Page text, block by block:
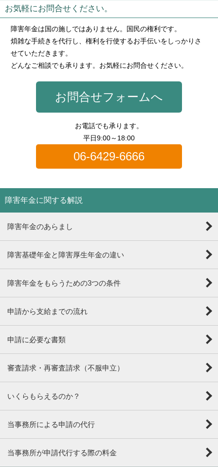
お気軽にお問合せください。
障害年金は国の施しではありません。国民の権利です。
煩雑な手続きを代行し、権利を行使するお手伝いをしっかりさ
せていただきます。
どんなご相談でも承ります。お気軽にお問合せください。
お問合せフォームへ
お電話でも承ります。
平日9:00～18:00
06-6429-6666
障害年金に関する解説
障害年金のあらまし
障害基礎年金と障害厚生年金の違い
障害年金をもらうための3つの条件
申請から支給までの流れ
申請に必要な書類
審査請求・再審査請求（不服申立）
いくらもらえるのか？
当事務所による申請の代行
当事務所が申請代行する際の料金